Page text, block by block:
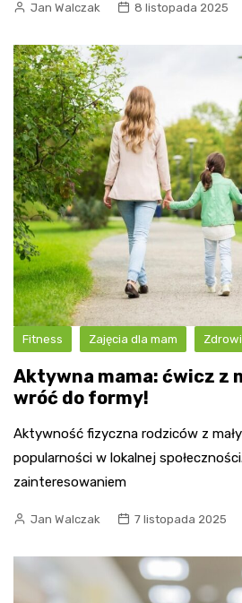
Jan Walczak 8 listopada 2025
Fitness Zajęcia dla mam
Aktywna mama: ćwicz z
wróć do formy!
Aktywność fizyczna rodziców z
popularności w lokalnej
zainteresowaniem
Jan Walczak 7 listopada 2025